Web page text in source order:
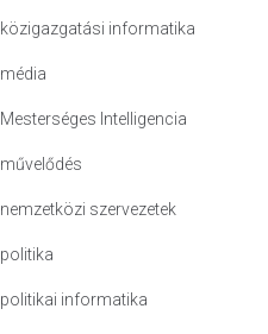
közigazgatási informatika
média
Mesterséges Intelligencia
művelődés
nemzetközi szervezetek
politika
politikai informatika